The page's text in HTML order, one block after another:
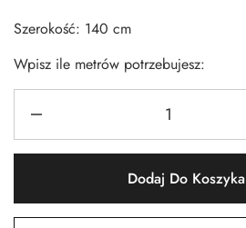
Szerokość: 140 cm
Wpisz ile metrów potrzebujesz:
Dodaj Do Koszyka